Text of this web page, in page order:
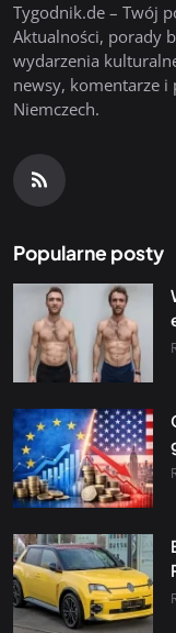
Tygodnik.de – Twój
Aktualności, porady
wydarzenia
newsy, komentarze i
Niemczech.
Popularne posty